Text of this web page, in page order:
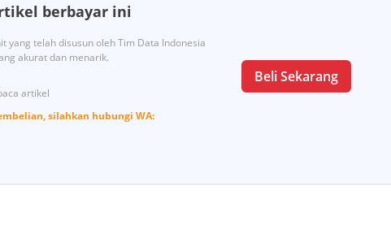
berbayar ini
yang telah disusun oleh Tim Data Indonesia
akurat dan menarik.
artikel
silahkan hubungi WA:
Beli Sekarang